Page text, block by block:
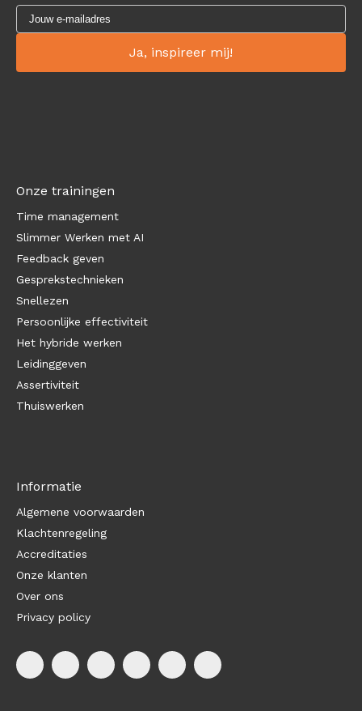
Onze trainingen
Time management
Slimmer Werken met AI
Feedback geven
Gesprekstechnieken
Snellezen
Persoonlijke effectiviteit
Het hybride werken
Leidinggeven
Assertiviteit
Thuiswerken
Informatie
Algemene voorwaarden
Klachtenregeling
Accreditaties
Onze klanten
Over ons
Privacy policy